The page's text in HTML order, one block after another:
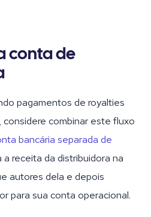
conta de
pagamentos de royalties
combinar este fluxo
bancária separada de
receita da distribuidora na
autores dela e depois
para sua conta operacional.